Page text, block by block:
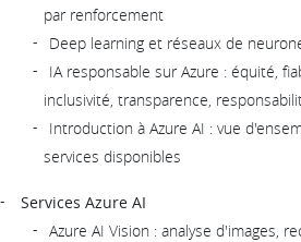
par renforcement
Deep learning et réseaux de
IA responsable sur Azure : équité,
inclusivité, transparence,
Introduction à Azure AI : vue
services disponibles
Services Azure AI
Azure AI Vision : analyse d'images,